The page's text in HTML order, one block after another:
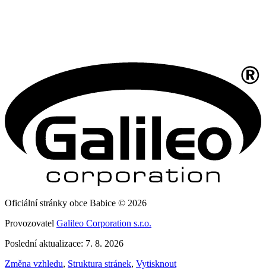
Oficiální stránky obce Babice © 2026
Provozovatel Galileo Corporation s.r.o.
Poslední aktualizace: 7. 8. 2026
Změna vzhledu, Struktura stránek, Vytisknout